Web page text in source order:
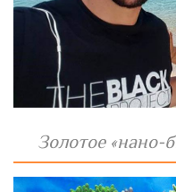
Золотое «нано-